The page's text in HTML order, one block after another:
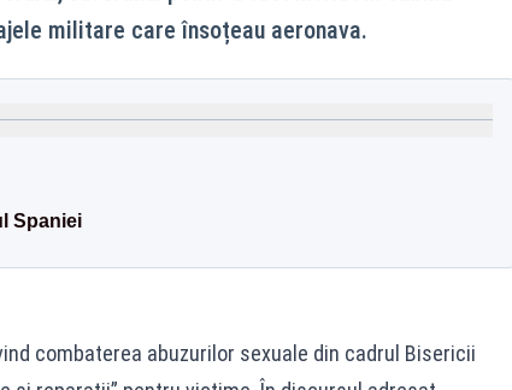
militare care însoțeau aeronava.
Spaniei
combaterea abuzurilor sexuale din cadrul Bisericii